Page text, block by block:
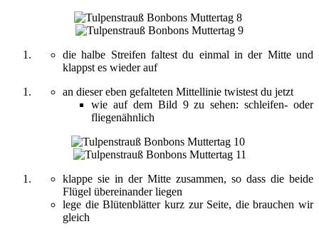
die halbe Streifen faltest du einmal in der Mitte und
klappst es wieder auf
an dieser eben gefalteten Mittellinie twistest du jetzt
wie auf dem Bild 9 zu sehen: schleifen- oder
fliegenähnlich
klappe sie in der Mitte zusammen, so dass die beide
Flügel übereinander liegen
lege die Blütenblätter kurz zur Seite, die brauchen wir
gleich